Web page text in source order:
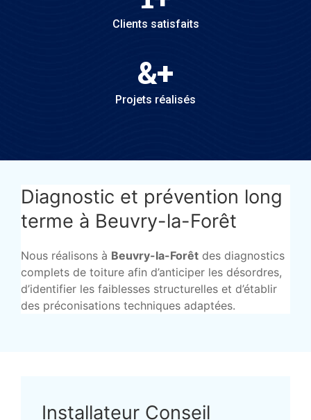
Clients satisfaits
&+
Projets réalisés
Diagnostic et prévention long
terme à Beuvry-la-Forêt
Nous réalisons à Beuvry-la-Forêt des diagnostics
complets de toiture afin d’anticiper les désordres,
d’identifier les faiblesses structurelles et d’établir
des préconisations techniques adaptées.
Installateur Conseil